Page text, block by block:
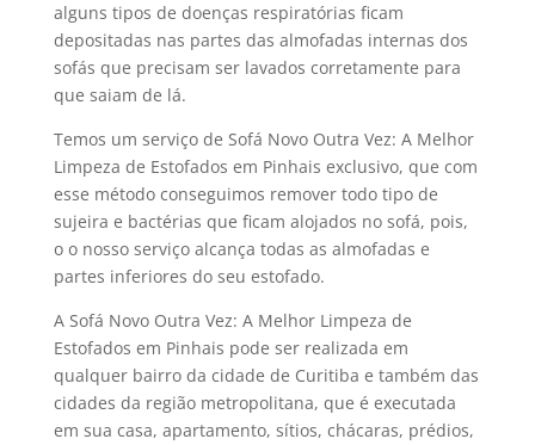
alguns tipos de doenças respiratórias ficam
depositadas nas partes das almofadas internas dos
sofás que precisam ser lavados corretamente para
que saiam de lá.
Temos um serviço de Sofá Novo Outra Vez: A Melhor
Limpeza de Estofados em Pinhais exclusivo, que com
esse método conseguimos remover todo tipo de
sujeira e bactérias que ficam alojados no sofá, pois,
o o nosso serviço alcança todas as almofadas e
partes inferiores do seu estofado.
A Sofá Novo Outra Vez: A Melhor Limpeza de
Estofados em Pinhais pode ser realizada em
qualquer bairro da cidade de Curitiba e também das
cidades da região metropolitana, que é executada
em sua casa, apartamento, sítios, chácaras, prédios,